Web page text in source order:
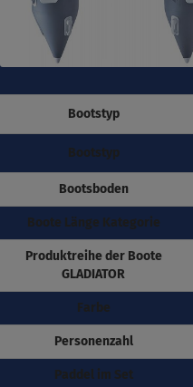
Bootstyp
Bootstyp
Bootsboden
Boote Länge Kategorie
Produktreihe der Boote
GLADIATOR
Farbe
Personenzahl
Paddel im Set